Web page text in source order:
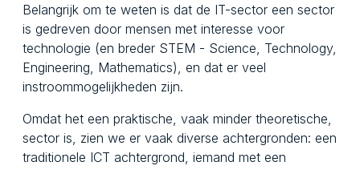
Belangrijk om te weten is dat de IT-sector een sector
is gedreven door mensen met interesse voor
technologie (en breder STEM - Science, Technology,
Engineering, Mathematics), en dat er veel
instroommogelijkheden zijn.
Omdat het een praktische, vaak minder theoretische,
sector is, zien we er vaak diverse achtergronden: een
traditionele ICT achtergrond, iemand met een